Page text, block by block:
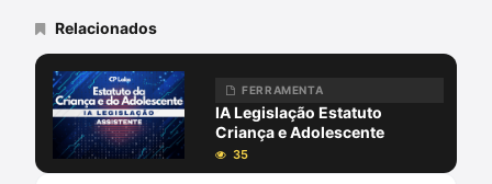
Relacionados
FERRAMENTA
IA Legislação Estatuto
Criança e Adolescente
35